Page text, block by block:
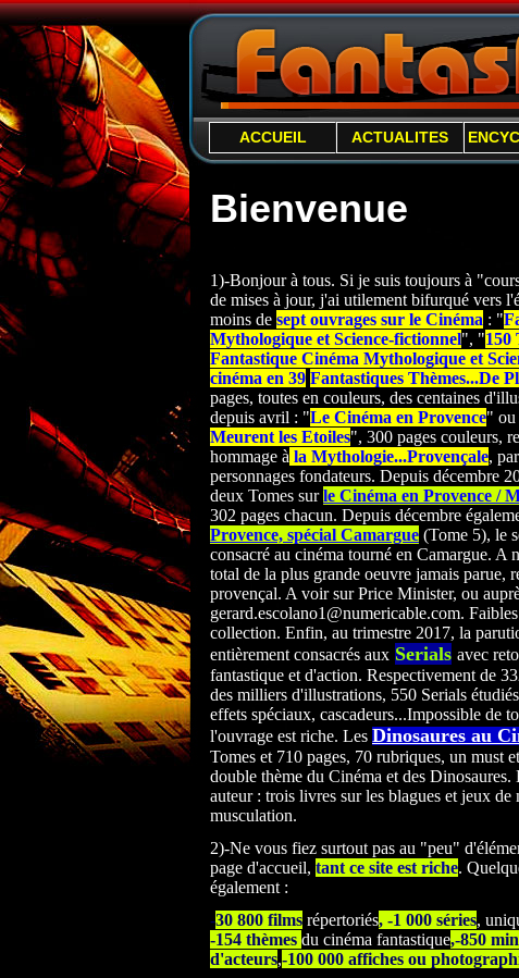
ACCUEIL ACTUALITES
Bienvenue
1)-Bonjour à tous. Si je suis toujours à
de mises à jour, j'ai utilement bifurqué vers
moins de sept ouvrages sur le Cinéma : "
Mythologique et Science-fictionnel", "150
Fantastique Cinéma Mythologique et
cinéma en 39 Fantastiques Thèmes...De
pages, toutes en couleurs, des centaines
depuis avril : "Le Cinéma en Provence"
Meurent les Etoiles", 300 pages couleurs,
hommage à la Mythologie...Provençale,
personnages fondateurs. Depuis décembre
deux Tomes surle Cinéma en Provence /
302 pages chacun. Depuis décembre
Provence, spécial Camargue (Tome 5), le
consacré au cinéma tourné en Camargue. A
total de la plus grande oeuvre jamais parue,
provençal. A voir sur Price Minister, ou
gerard.escolano1@numericable.com.
collection. Enfin, au trimestre 2017, la
entièrement consacrés aux Serials avec
fantastique et d'action. Respectivement de
des milliers d'illustrations, 550 Serials
effets spéciaux, cascadeurs...Impossible de
l'ouvrage est riche. Les Dinosaures au
Tomes et 710 pages, 70 rubriques, un must
double thème du Cinéma et des Dinosaures.
auteur : trois livres sur les blagues et jeux de
musculation.
2)-Ne vous fiez surtout pas au "peu"
page d'accueil, tant ce site est riche.
également :
-30 800 films répertoriés, -1 000 séries,
-154 thèmes du cinéma fantastique,-850
d'acteurs,-100 000 affiches ou